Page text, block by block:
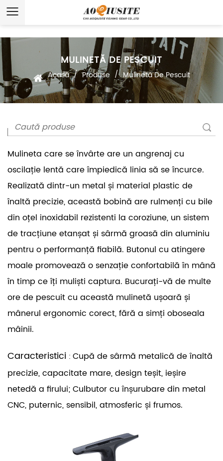
MULINETĂ DE PESCUIT
Acasă / Produse / Mulinetă De Pescuit
Mulineta care se învârte are un angrenaj cu
oscilație lentă care împiedică linia să se încurce.
Realizată dintr-un metal și material plastic de
înaltă precizie, această bobină are rulmenți cu bile
din oțel inoxidabil rezistenti la coroziune, un sistem
de tracțiune etanșat și sârmă groasă din aluminiu
pentru o performanță fiabilă. Butonul cu atingere
moale promovează o senzație confortabilă în mână
în timp ce îți muliști captura. Bucurați-vă de multe
ore de pescuit cu această mulinetă ușoară și
mânerul ergonomic corect, fără a simți oboseala
mâinii.
Caracteristici : Cupă de sârmă metalică de înaltă
precizie, capacitate mare, design teșit, ieșire
netedă a firului; Culbutor cu înșurubare din metal
CNC, puternic, sensibil, atmosferic și frumos.